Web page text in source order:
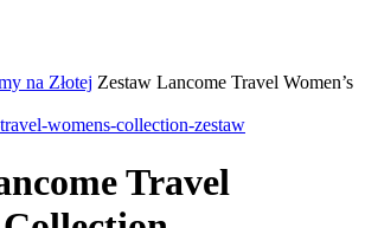
na Złotej Zestaw Lancome Travel Women’s
Travel